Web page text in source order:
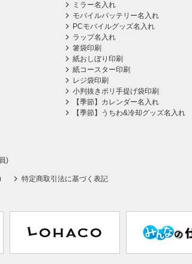
ミラー名入れ
モバイルバッテリー名入れ
PCモバイルグッズ名入れ
ラップ名入れ
箸袋印刷
紙おしぼり印刷
紙コースター印刷
レジ袋印刷
小判抜きポリ手提げ袋印刷
【季節】カレンダー名入れ
【季節】うちわ&冷却グッズ名入れ
)
特定商取引法に基づく表記